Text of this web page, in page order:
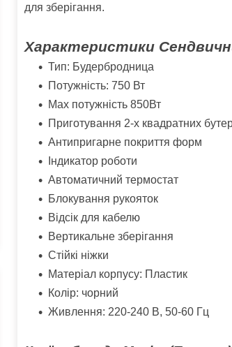
для зберігання.
Характеристики
Тип: Будербродница
Потужність: 750 Вт
Мax потужність 850Вт
Приготування 2-х квадратних
Антипригарне покриття форм
Індикатор роботи
Автоматичний термостат
Блокування рукояток
Відсік для кабелю
Вертикальне зберігання
Стійкі ніжки
Матеріал корпусу: Пластик
Колір: чорний
Живлення: 220-240 В, 50-60 Гц